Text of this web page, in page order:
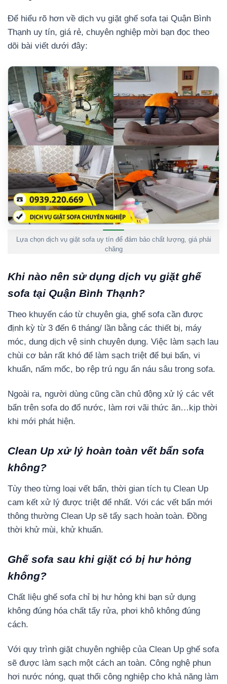
Để hiểu rõ hơn về dịch vụ giặt ghế sofa tại Quận Bình
Thạnh uy tín, giá rẻ, chuyên nghiệp mời bạn đọc theo
dõi bài viết dưới đây:
Lựa chọn dịch vụ giặt sofa uy tín để đảm bảo chất lượng, giá phải
chăng
Khi nào nên sử dụng dịch vụ giặt ghế
sofa tại Quận Bình Thạnh?
Theo khuyến cáo từ chuyên gia, ghế sofa cần được
định kỳ từ 3 đến 6 tháng/ lần bằng các thiết bị, máy
móc, dung dịch vệ sinh chuyên dụng. Việc làm sạch lau
chùi cơ bản rất khó để làm sạch triệt để bụi bẩn, vi
khuẩn, nấm mốc, bọ rệp trú ngụ ẩn náu sâu trong sofa.
Ngoài ra, người dùng cũng cần chủ động xử lý các vết
bẩn trên sofa do đổ nước, làm rơi vãi thức ăn…kịp thời
khi mới phát hiện.
Clean Up xử lý hoàn toàn vết bẩn sofa
không?
Tùy theo từng loại vết bẩn, thời gian tích tụ Clean Up
cam kết xử lý được triệt để nhất. Với các vết bẩn mới
thông thường Clean Up sẽ tẩy sạch hoàn toàn. Đồng
thời khử mùi, khử khuẩn.
Ghế sofa sau khi giặt có bị hư hỏng
không?
Chất liệu ghế sofa chỉ bị hư hỏng khi bạn sử dụng
không đúng hóa chất tẩy rửa, phơi khô không đúng
cách.
Với quy trình giặt chuyên nghiệp của Clean Up ghế sofa
sẽ được làm sạch một cách an toàn. Công nghệ phun
hơi nước nóng, quạt thổi công nghiệp cho khả năng làm